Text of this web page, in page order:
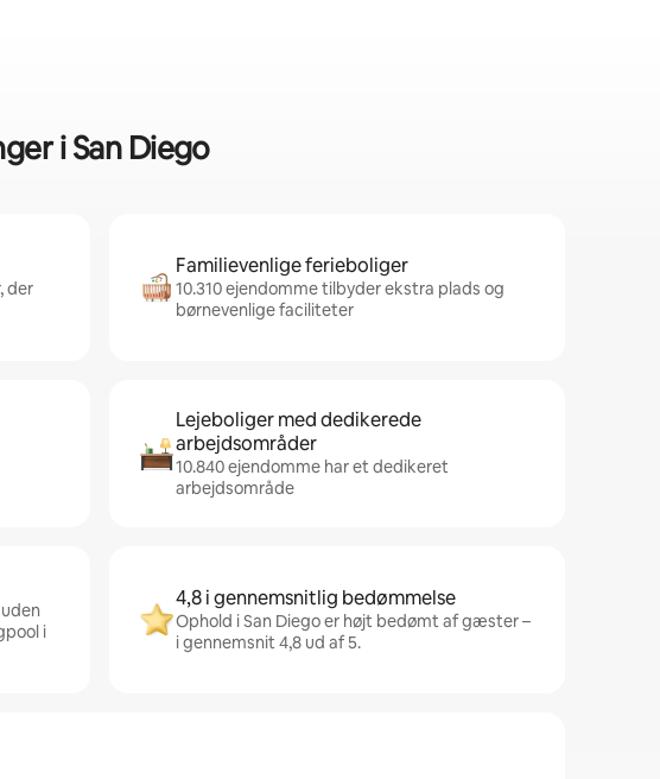
i San Diego
der
Familievenlige ferieboliger
10.310 ejendomme tilbyder ekstra plads og
børnevenlige faciliteter
Lejeboliger med dedikerede
arbejdsområder
10.840 ejendomme har et dedikeret
arbejdsområde
i
4,8 i gennemsnitlig bedømmelse
Ophold i San Diego er højt bedømt af gæster –
i gennemsnit 4,8 ud af 5.